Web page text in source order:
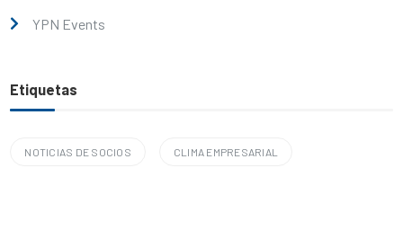
YPN Events
Etiquetas
NOTICIAS DE SOCIOS CLIMA EMPRESARIAL